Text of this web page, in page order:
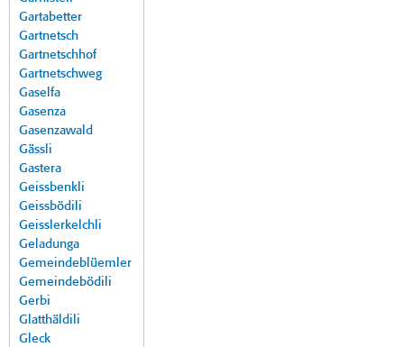
Gartabetter
Gartnetsch
Gartnetschhof
Gartnetschweg
Gaselfa
Gasenza
Gasenzawald
Gässli
Gastera
Geissbenkli
Geissbödili
Geisslerkelchli
Geladunga
Gemeindeblüemler
Gemeindebödili
Gerbi
Glatthäldili
Gleck